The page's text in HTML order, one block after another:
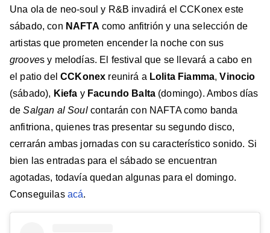
Una ola de neo-soul y R&B invadirá el CCKonex este
sábado, con NAFTA como anfitrión y una selección de
artistas que prometen encender la noche con sus
grooves y melodías. El festival que se llevará a cabo en
el patio delCCKonex reunirá a Lolita Fiamma,Vinocio
(sábado), Kiefa y Facundo Balta (domingo). Ambos días
deSalgan al Soulcontarán con NAFTA como banda
anfitriona, quienes tras presentar su segundo disco,
cerrarán ambas jornadas con su característico sonido. Si
bien las entradas para el sábado se encuentran
agotadas, todavía quedan algunas para el domingo.
Conseguilas acá.